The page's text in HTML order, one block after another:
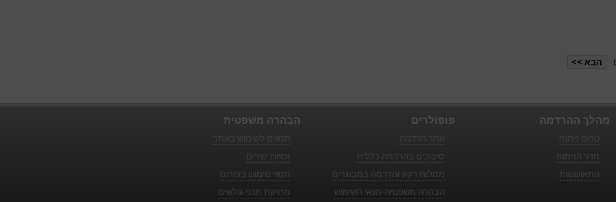
הבא >>
הבהרה משפטית
זכויות יוצרים
תנאי שימוש בפורום
מחיקת תכני גולשים
פופולרים
סיבוכים בהרדמה כללית
מחלות רקע והרדמה במבוגרים
הבהרה משפטית-תנאי השימוש
מהלך ההרדמה
חדר הניתוח
התאוששות